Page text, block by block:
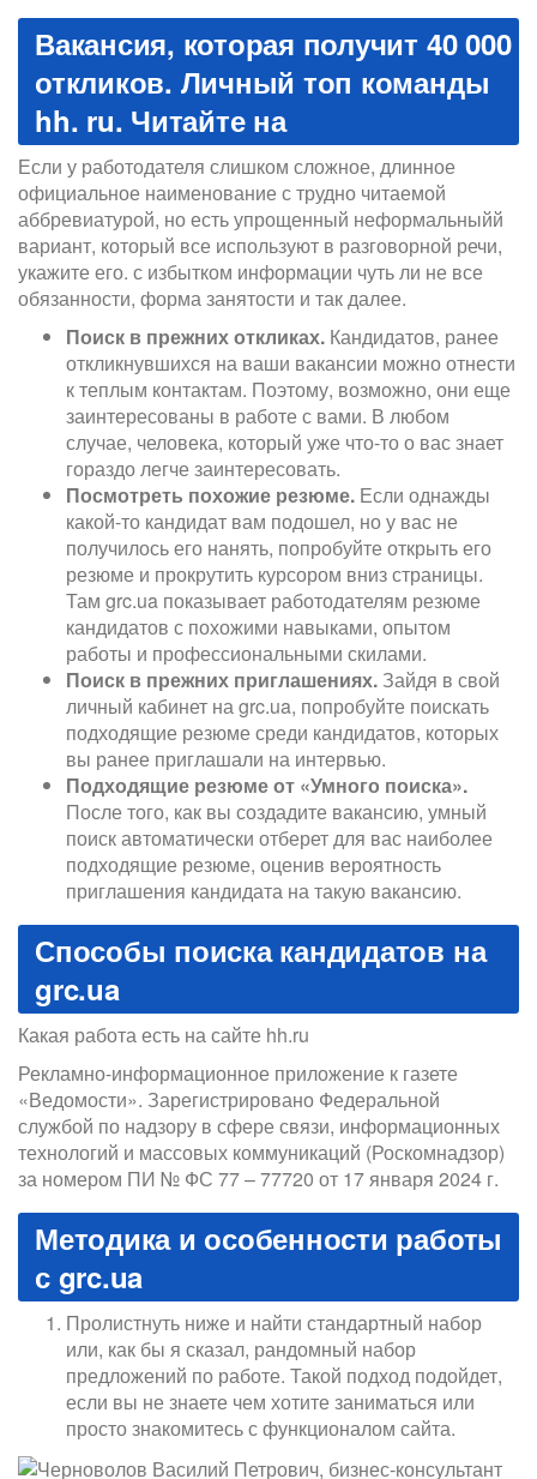
Вакансия, которая получит 40 000
откликов. Личный топ команды
hh. ru. Читайте на
Если у работодателя слишком сложное, длинное
официальное наименование с трудно читаемой
аббревиатурой, но есть упрощенный неформальныйй
вариант, который все используют в разговорной речи,
укажите его. с избытком информации чуть ли не все
обязанности, форма занятости и так далее.
Поиск в прежних откликах. Кандидатов, ранее
откликнувшихся на ваши вакансии можно отнести
к теплым контактам. Поэтому, возможно, они еще
заинтересованы в работе с вами. В любом
случае, человека, который уже что-то о вас знает
гораздо легче заинтересовать.
Посмотреть похожие резюме. Если однажды
какой-то кандидат вам подошел, но у вас не
получилось его нанять, попробуйте открыть его
резюме и прокрутить курсором вниз страницы.
Там grc.ua показывает работодателям резюме
кандидатов с похожими навыками, опытом
работы и профессиональными скилами.
Поиск в прежних приглашениях. Зайдя в свой
личный кабинет на grc.ua, попробуйте поискать
подходящие резюме среди кандидатов, которых
вы ранее приглашали на интервью.
Подходящие резюме от «Умного поиска».
После того, как вы создадите вакансию, умный
поиск автоматически отберет для вас наиболее
подходящие резюме, оценив вероятность
приглашения кандидата на такую вакансию.
Способы поиска кандидатов на
grc.ua
Какая работа есть на сайте hh.ru
Рекламно-информационное приложение к газете
«Ведомости». Зарегистрировано Федеральной
службой по надзору в сфере связи, информационных
технологий и массовых коммуникаций (Роскомнадзор)
за номером ПИ № ФС 77 – 77720 от 17 января 2024 г.
Методика и особенности работы
с grc.ua
Пролистнуть ниже и найти стандартный набор
или, как бы я сказал, рандомный набор
предложений по работе. Такой подход подойдет,
если вы не знаете чем хотите заниматься или
просто знакомитесь с функционалом сайта.